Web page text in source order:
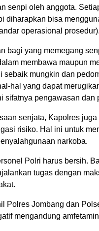
senpi oleh anggota.
diharapkan bisa
operasional prosedur).
bagi yang memegang
membawa maupun
sebaik mungkin dan
hal yang dapat
sifatnya pengawasan dan
senjata, Kapolres
risiko. Hal ini untuk
narkoba.
Polri harus bersih.
tugas dengan
Polres Jombang dan
mengandung